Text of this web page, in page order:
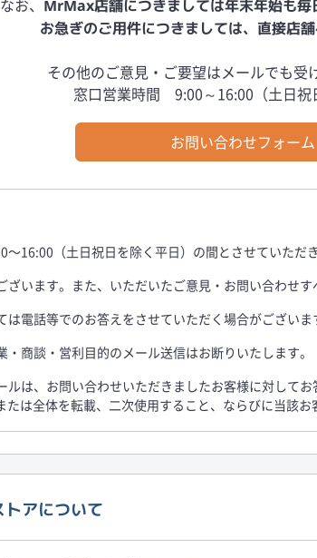
なお、 MrMax店舗につきましては年末年始も毎
お急ぎのご用件につきましては、直接店舗
その他のご意見・ご要望はメールでも受
窓口営業時間 9:00～16:00（土日祝
お問い合わせフォーム
16:00（土日祝日を除く平日）の間とさせていただき
います。また、いただいたご意見・お問い合わせ
電話等でのお答えをさせていただく場合がございま
商談・営利目的のメール送信はお断りいたします。
は、お問い合わせいただきましたお客様に対してお
は全体を転載、二次使用すること、ならびに当該
アについて